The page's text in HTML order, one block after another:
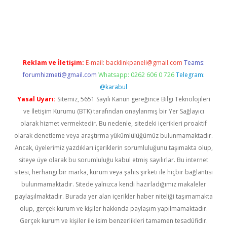
Reklam ve İletişim: E-mail: backlinkpaneli@gmail.com Teams:
forumhizmeti@gmail.com Whatsapp: 0262 606 0 726 Telegram:
@karabul
Yasal Uyarı: Sitemiz, 5651 Sayılı Kanun gereğince Bilgi Teknolojileri
ve İletişim Kurumu (BTK) tarafından onaylanmış bir Yer Sağlayıcı
olarak hizmet vermektedir. Bu nedenle, sitedeki içerikleri proaktif
olarak denetleme veya araştırma yükümlülüğümüz bulunmamaktadır.
Ancak, üyelerimiz yazdıkları içeriklerin sorumluluğunu taşımakta olup,
siteye üye olarak bu sorumluluğu kabul etmiş sayılırlar. Bu internet
sitesi, herhangi bir marka, kurum veya şahıs şirketi ile hiçbir bağlantısı
bulunmamaktadır. Sitede yalnızca kendi hazırladığımız makaleler
paylaşılmaktadır. Burada yer alan içerikler haber niteliği taşımamakta
olup, gerçek kurum ve kişiler hakkında paylaşım yapılmamaktadır.
Gerçek kurum ve kişiler ile isim benzerlikleri tamamen tesadüfidir.